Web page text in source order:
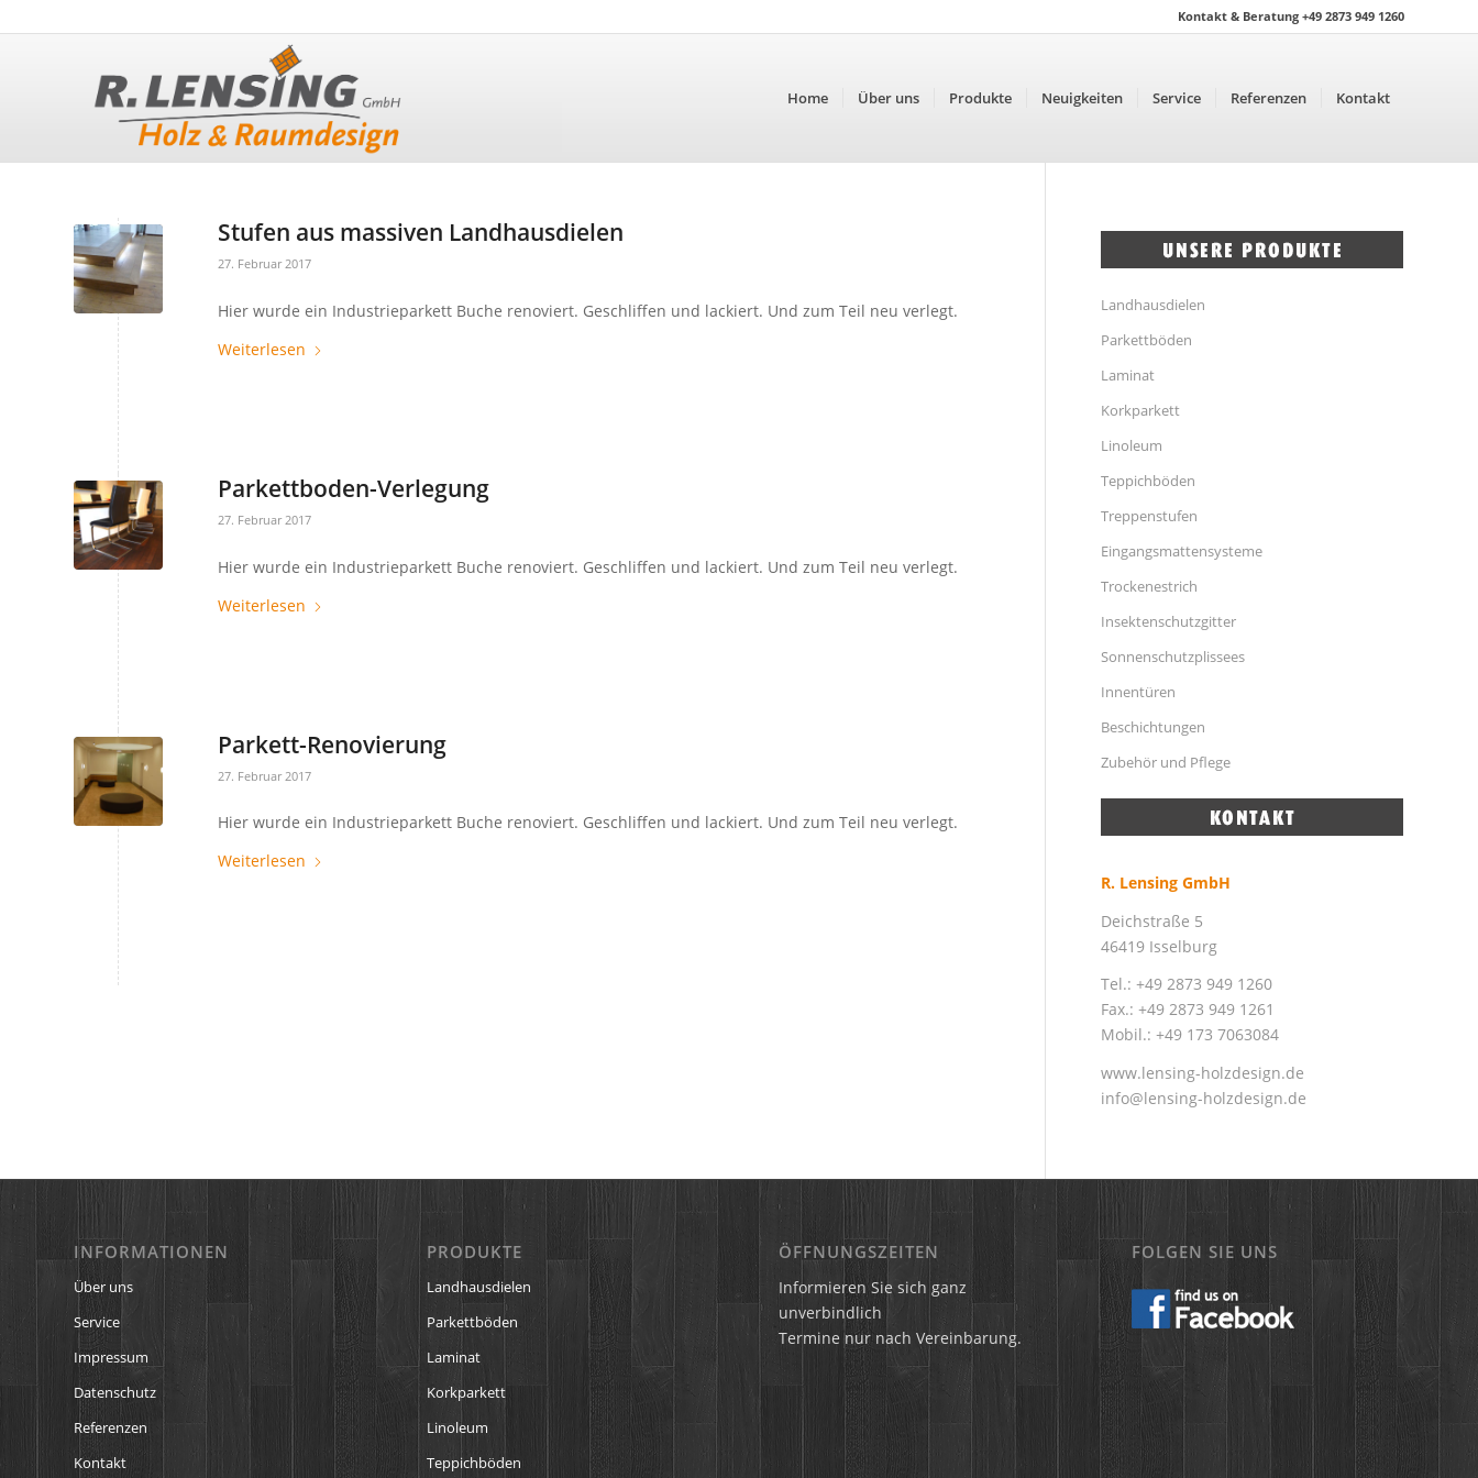
Kontakt & Beratung +49 2873 949 1260
Home Über uns Produkte Neuigkeiten Service Referenzen Kontakt
Stufen aus massiven Landhausdielen
27. Februar 2017
Hier wurde ein Industrieparkett Buche renoviert. Geschliffen und lackiert. Und zum Teil neu verlegt.
Weiterlesen
Parkettboden-Verlegung
27. Februar 2017
Hier wurde ein Industrieparkett Buche renoviert. Geschliffen und lackiert. Und zum Teil neu verlegt.
Weiterlesen
Parkett-Renovierung
27. Februar 2017
Hier wurde ein Industrieparkett Buche renoviert. Geschliffen und lackiert. Und zum Teil neu verlegt.
Weiterlesen
Landhausdielen
Parkettböden
Laminat
Korkparkett
Linoleum
Teppichböden
Treppenstufen
Eingangsmattensysteme
Trockenestrich
Insektenschutzgitter
Sonnenschutzplissees
Innentüren
Beschichtungen
Zubehör und Pflege
R. Lensing GmbH
Deichstraße 5
46419 Isselburg
Tel.: +49 2873 949 1260
Fax.: +49 2873 949 1261
Mobil.: +49 173 7063084
www.lensing-holzdesign.de
info@lensing-holzdesign.de
INFORMATIONEN
Über uns
Service
Impressum
Datenschutz
Referenzen
Kontakt
PRODUKTE
Landhausdielen
Parkettböden
Laminat
Korkparkett
Linoleum
Teppichböden
ÖFFNUNGSZEITEN
Informieren Sie sich ganz
unverbindlich
Termine nur nach Vereinbarung.
FOLGEN SIE UNS